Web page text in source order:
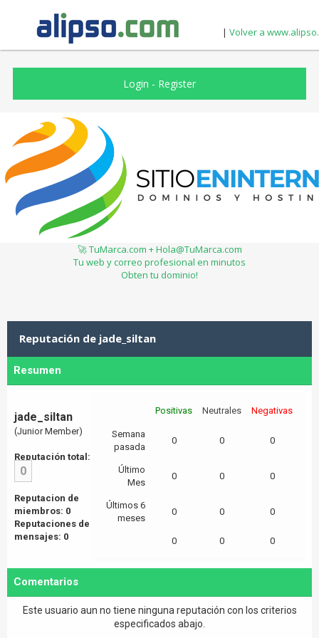
| Volver a
Login - Register
🚀 TuMarca.com + Hola@TuMarca.com
Tu web y correo profesional en minutos
Obten tu dominio!
Reputación de jade_siltan
Resumen
jade_siltan
(Junior Member)
Reputación total:
0
Reputacion de
miembros: 0
Reputaciones de
mensajes: 0
Positivas Neutrales Negativas
Semana
pasada
0 0 0
Último
Mes
0 0 0
Últimos 6
meses
0 0 0
0 0 0
Comentarios
Este usuario aun no tiene ninguna reputación con los criterios
especificados abajo.